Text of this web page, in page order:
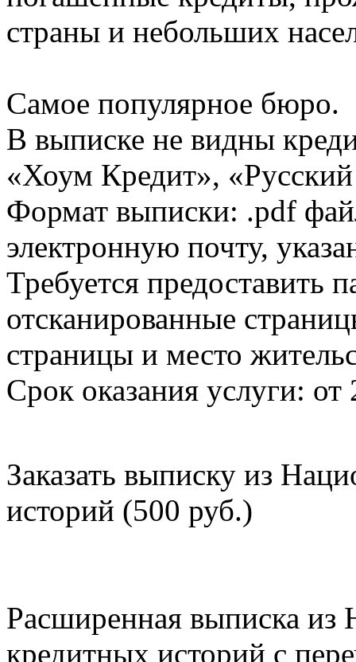
страны и небольших
Самое популярное бюро.
В выписке не видны
«Хоум Кредит»,
Формат выписки: .pdf
электронную почту,
Требуется предоставить
отсканированные
страницы и место
Срок оказания услуги: от
Заказать выписку из
историй (500 руб.)
Расширенная выписка из
кредитных историй с